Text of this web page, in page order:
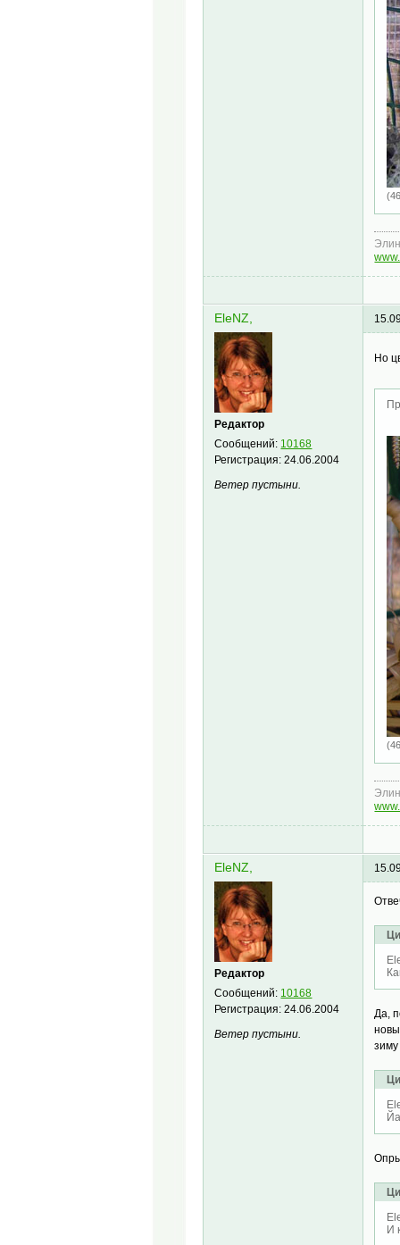
EleNZ,
Редактор
Сообщений: 10168
Регистрация:24.06.2004
Ветер пустыни.
Но
EleNZ,
Редактор
Сообщений: 10168
Регистрация:24.06.2004
Ветер пустыни.
Да,
И